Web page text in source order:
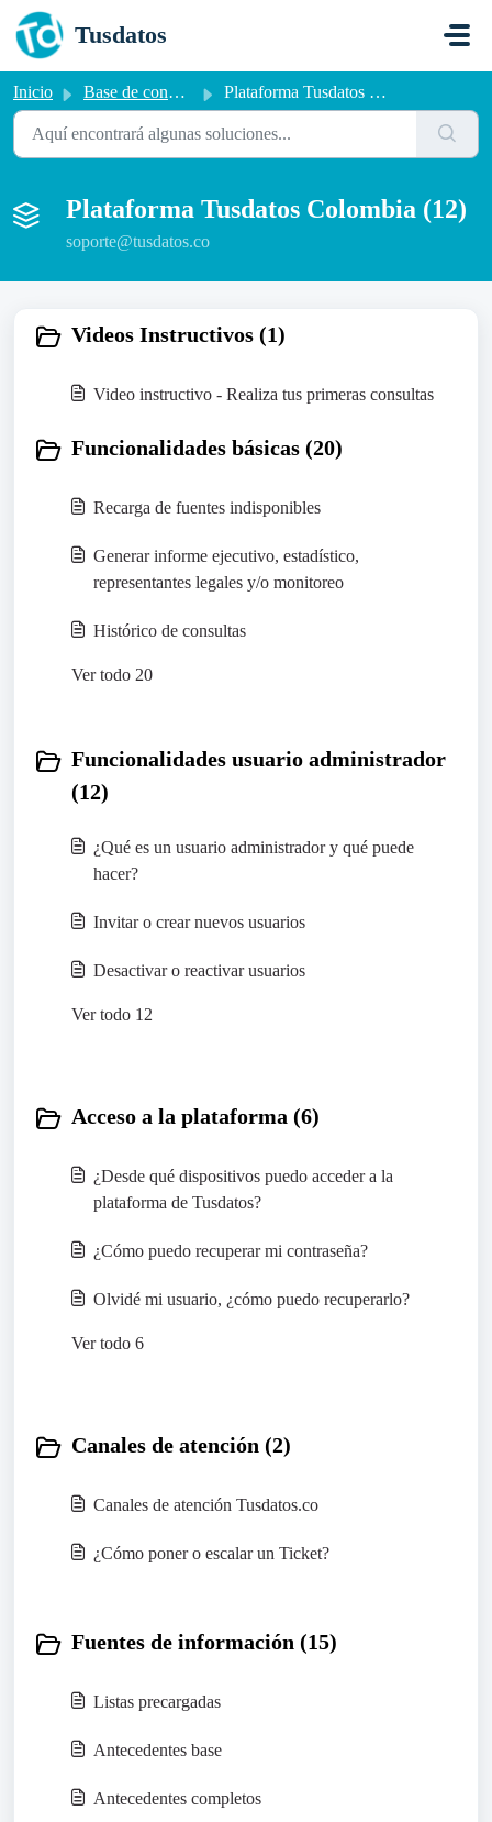
Saltar al contenido principal
Tusdatos
Inicio Base de conocimientos Plataforma Tusdatos Colombia
Plataforma Tusdatos Colombia (12)
soporte@tusdatos.co
Videos Instructivos (1)
Video instructivo - Realiza tus primeras consultas
Funcionalidades básicas (20)
Recarga de fuentes indisponibles
Generar informe ejecutivo, estadístico,
representantes legales y/o monitoreo
Histórico de consultas
Ver todo 20
Funcionalidades usuario administrador
(12)
¿Qué es un usuario administrador y qué puede
hacer?
Invitar o crear nuevos usuarios
Desactivar o reactivar usuarios
Ver todo 12
Acceso a la plataforma (6)
¿Desde qué dispositivos puedo acceder a la
plataforma de Tusdatos?
¿Cómo puedo recuperar mi contraseña?
Olvidé mi usuario, ¿cómo puedo recuperarlo?
Ver todo 6
Canales de atención (2)
Canales de atención Tusdatos.co
¿Cómo poner o escalar un Ticket?
Fuentes de información (15)
Listas precargadas
Antecedentes base
Antecedentes completos